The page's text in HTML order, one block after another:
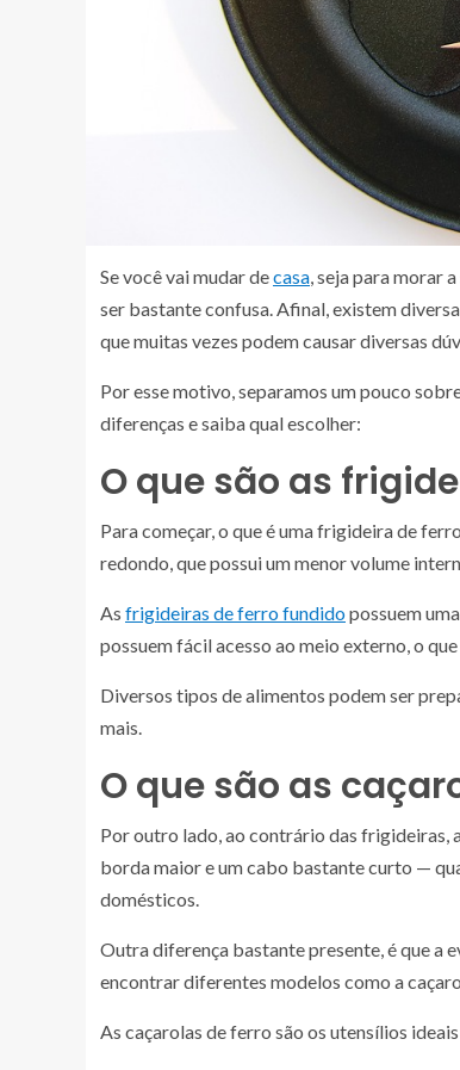
Se você vai mudar decasa, seja para morar
ser bastante confusa. Afinal, existem
que muitas vezes podem causar diversas
Por esse motivo, separamos um pouco
diferenças e saiba qual escolher:
O que são as
Para começar, o que é uma frigideira de
redondo, que possui um menor volume
As frigideiras de ferro fundidopossuem
possuem fácil acesso ao meio externo, o
Diversos tipos de alimentos podem ser
mais.
O que são as
Por outro lado, ao contrário das frigideiras,
borda maior e um cabo bastante curto —
domésticos.
Outra diferença bastante presente, é que a
encontrar diferentes modelos como a
As caçarolas de ferro são os utensílios